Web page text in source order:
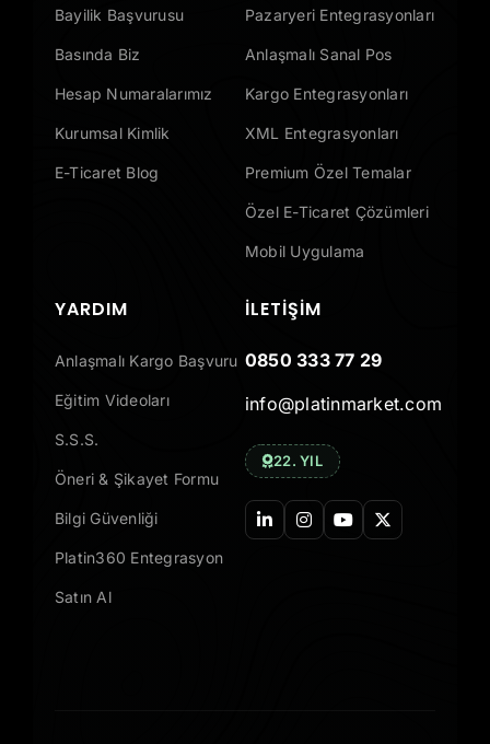
Bayilik Başvurusu
Basında Biz
Hesap Numaralarımız
Kurumsal Kimlik
E-Ticaret Blog
Pazaryeri Entegrasyonları
Anlaşmalı Sanal Pos
Kargo Entegrasyonları
XML Entegrasyonları
Premium Özel Temalar
Özel E-Ticaret Çözümleri
Mobil Uygulama
YARDIM
Anlaşmalı Kargo Başvuru
Eğitim Videoları
S.S.S.
Öneri & Şikayet Formu
Bilgi Güvenliği
Platin360 Entegrasyon
Satın Al
İLETIŞIM
0850 333 77 29
info@platinmarket.com
22. YIL